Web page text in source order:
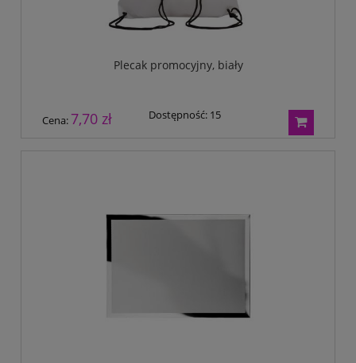
Plecak promocyjny, biały
Cena: 7,70 zł Dostępność: 15